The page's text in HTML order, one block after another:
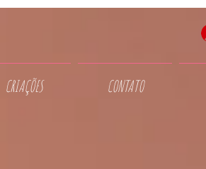
CRIAÇÕES CONTATO